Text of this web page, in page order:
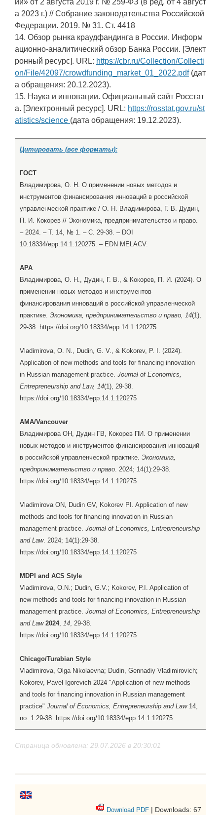
ии» от 2 августа 2019 г. № 259-ФЗ (в ред. от 4 август
а 2023 г.) // Собрание законодательства Российской
Федерации. 2019. № 31. Ст. 4418
14. Обзор рынка краудфандинга в России. Информ
ационно-аналитический обзор Банка России. [Элект
ронный ресурс]. URL: https://cbr.ru/Collection/Collecti
on/File/42097/crowdfunding_market_01_2022.pdf(дат
а обращения: 20.12.2023).
15. Наука и инновации. Официальный сайт Росстат
а. [Электронный ресурс]. URL: https://rosstat.gov.ru/st
atistics/science (дата обращения: 19.12.2023).
Цитировать (все форматы):
ГОСТ
Владимирова, О. Н. О применении новых методов и
инструментов финансирования инноваций в российской
управленческой практике / О. Н. Владимирова, Г. В. Дудин,
П. И. Кокорев // Экономика, предпринимательство и право.
– 2024. – Т. 14, № 1. – С. 29-38. – DOI
10.18334/epp.14.1.120275. – EDN MELACV.
APA
Владимирова, О. Н., Дудин, Г. В., & Кокорев, П. И. (2024). О
применении новых методов и инструментов
финансирования инноваций в российской управленческой
практике. Экономика, предпринимательство и право, 14(1),
29-38. https://doi.org/10.18334/epp.14.1.120275
Vladimirova, O. N., Dudin, G. V., & Kokorev, P. I. (2024).
Application of new methods and tools for financing innovation
in Russian management practice. Journal of Economics,
Entrepreneurship and Law, 14(1), 29-38.
https://doi.org/10.18334/epp.14.1.120275
AMA/Vancouver
Владимирова ОН, Дудин ГВ, Кокорев ПИ. О применении
новых методов и инструментов финансирования инноваций
в российской управленческой практике. Экономика,
предпринимательство и право. 2024; 14(1):29-38.
https://doi.org/10.18334/epp.14.1.120275
Vladimirova ON, Dudin GV, Kokorev PI. Application of new
methods and tools for financing innovation in Russian
management practice. Journal of Economics, Entrepreneurship
and Law. 2024; 14(1):29-38.
https://doi.org/10.18334/epp.14.1.120275
MDPI and ACS Style
Vladimirova, O.N.; Dudin, G.V.; Kokorev, P.I. Application of
new methods and tools for financing innovation in Russian
management practice. Journal of Economics, Entrepreneurship
and Law 2024, 14, 29-38.
https://doi.org/10.18334/epp.14.1.120275
Chicago/Turabian Style
Vladimirova, Olga Nikolaevna; Dudin, Gennadiy Vladimirovich;
Kokorev, Pavel Igorevich 2024 "Application of new methods
and tools for financing innovation in Russian management
practice" Journal of Economics, Entrepreneurship and Law 14,
no. 1:29-38. https://doi.org/10.18334/epp.14.1.120275
Страница обновлена: 29.07.2026 в 20:30:01
Download PDF | Downloads: 67